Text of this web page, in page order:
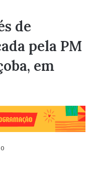
de
pela PM
em
0